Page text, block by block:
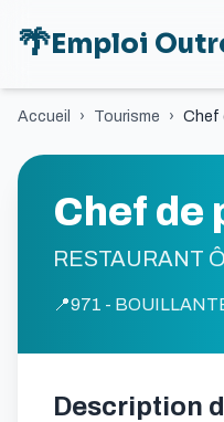
🌴Emploi
Accueil › Tourisme › Chef
Chef de
RESTAURANT
📍971 -
Description